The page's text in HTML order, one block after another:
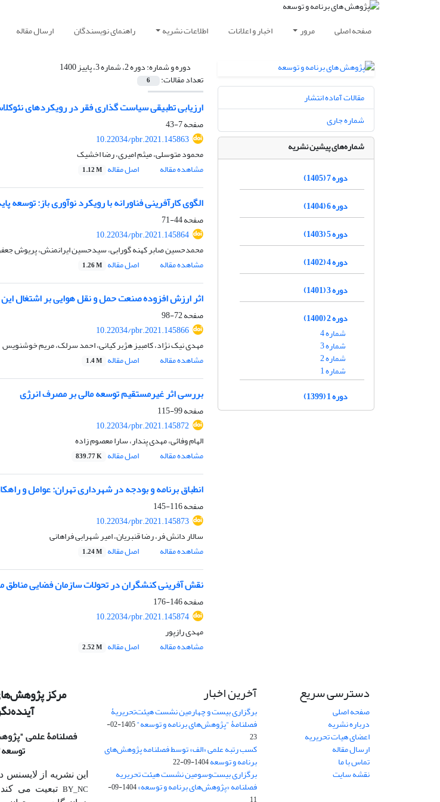
صفحه اصلی مرور اخبار و اعلانات اطلاعات نشریه راهنمای نویسندگان ارسال مقاله
دوره و شماره:دوره 2، شماره 3، پاییز 1400
تعداد مقالات: 6
ارزیابی تطبیقی سیاست گذاری فقر در رویکردهای
صفحه7-43
10.22034/pbr.2021.145863
محمود متوسلی، میثم امیری، رضا اخشیک
مشاهده مقاله
اصل مقاله 1.12 M
الگوی کارآفرینی فناورانه با رویکرد نوآوری باز:
صفحه44-71
10.22034/pbr.2021.145864
محمدحسین صابر کهنه گورابی، سیدحسین ایرانمنش، پریوش
مشاهده مقاله
اصل مقاله 1.26 M
اثر ارزش افزوده صنعت حمل و نقل هوایی بر اشتغال
صفحه72-98
10.22034/pbr.2021.145866
مهدی نیک نژاد، کامبیز هژبر کیانی، احمد سرلک، مریم خوشنویس
مشاهده مقاله
اصل مقاله 1.4 M
بررسی اثر غیرمستقیم توسعه مالی بر مصرف انرژی
صفحه99-115
10.22034/pbr.2021.145872
الهام وفائی، مهدی پندار، سارا معصوم زاده
مشاهده مقاله
اصل مقاله 839.77 K
انطباق برنامه و بودجه در شهرداری تهران: عوامل و
صفحه116-145
10.22034/pbr.2021.145873
سالار دانش فر، رضا قنبریان، امیر شهرابی فراهانی
مشاهده مقاله
اصل مقاله 1.24 M
نقش آفرینی کنشگران در تحولات سازمان فضایی مناطق
صفحه146-176
10.22034/pbr.2021.145874
مهدی رازپور
مشاهده مقاله
اصل مقاله 2.52 M
مقالات آماده انتشار
شماره جاری
شماره‌های پیشین نشریه
دوره 7 (1405)
دوره 6 (1404)
دوره 5 (1403)
دوره 4 (1402)
دوره 3 (1401)
دوره 2 (1400)
شماره 4
شماره 3
شماره 2
شماره 1
دوره 1 (1399)
دسترسی سریع
صفحه اصلی
درباره نشریه
اعضای هیات تحریریه
ارسال مقاله
تماس با ما
نقشه سایت
آخرین اخبار
برگزاری بیست و چهارمین نشست هیئت‌تحریریۀ
فصلنامۀ "پژوهش‌های برنامه و توسعه"
1405-02-
23
کسب رتبه علمی «الف» توسط فصلنامه پژوهش‌های
برنامه و توسعه1404-09-22
برگزاری بیست‌وسومین نشست هیئت‌ تحریریه
فصلنامه «پژوهش‌های برنامه و توسعه»
1404-09-
مرکز
فصلنامۀ علمی
این نشریه از لایسنس
BY_NCتبعیت می